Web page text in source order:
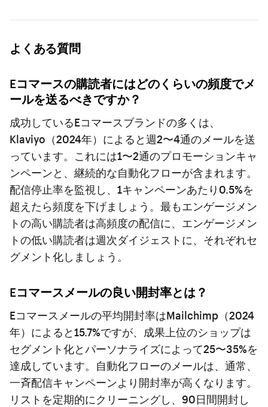
よくある質問
Eコマースの購読者にはどのくらいの頻度でメ
ールを送るべきですか？
成功しているEコマースブランドの多くは、
Klaviyo（2024年）によると週2〜4通のメールを送
っています。これには1〜2通のプロモーションキャ
ンペーンと、継続的な自動化フローが含まれます。
配信停止率を監視し、1キャンペーンあたり0.5%を
超えたら頻度を下げましょう。最もエンゲージメン
トの高い購読者は高頻度の配信に、エンゲージメン
トの低い購読者は週次ダイジェストに、それぞれセ
グメント化しましょう。
Eコマースメールの良い開封率とは？
Eコマースメールの平均開封率はMailchimp（2024
年）によると15.7%ですが、成果上位のショップは
セグメント化とパーソナライズによって25〜35%を
達成しています。自動化フローのメールは、通常、
一斉配信キャンペーンより開封率が高くなります。
リストを定期的にクリーニングし、90日間開封し